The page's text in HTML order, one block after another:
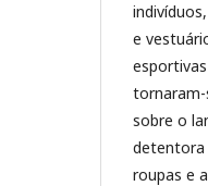
e
tornaram-
sobre o
detentora
roupas e